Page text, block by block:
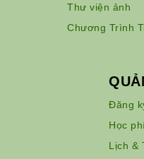
Thư viện ảnh
Chương Trình
Đăng
Học
Lịch &